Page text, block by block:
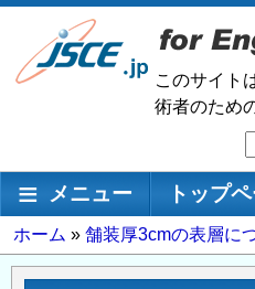
メ
ン
移
このサイト
術者のため
メインナビゲーション
メニュー トップ
パ
ン
ホーム 舗装厚3cmの表層に